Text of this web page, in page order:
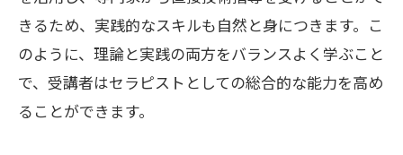
忙しい人のための学習管理術
スキマ時間を活用した効率的学習
通信講座の柔軟性がもたらす利便性
きるため、実践的なスキルも自然と身につきます。こ
のように、理論と実践の両方をバランスよく学ぶこと
で、受講者はセラピストとしての総合的な能力を高め
ることができます。